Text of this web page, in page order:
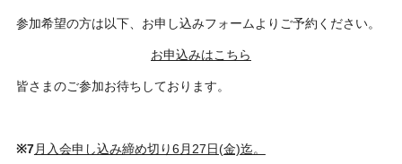
参加希望の方は以下、お申し込みフォームよりご予約ください。
お申込みはこちら
皆さまのご参加お待ちしております。
※7月入会申し込み締め切り6月27日(金)迄。